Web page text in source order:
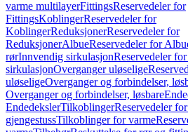
varme multilayerFittingsReservedeler for
FittingsKoblingerReservedeler for
KoblingerReduksjonerReservedeler for
ReduksjonerAlbueReservedeler for
rørInnvendig sirkulasjonReservedeler
sirkulasjonOverganger uløselige
uløseligeOverganger og forbindelser,
Overganger og forbindelser, løsbare
EndedekslerTilkoblingerReservedeler
gjengestussTilkoblinger for varme